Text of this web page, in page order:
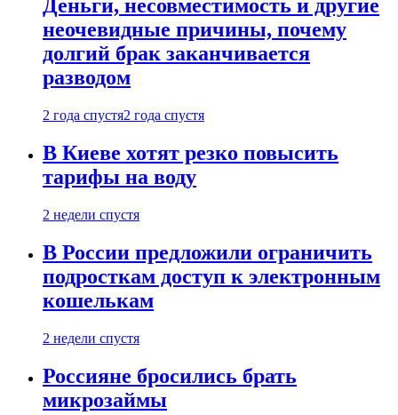
Деньги, несовместимость и другие
неочевидные причины, почему
долгий брак заканчивается
разводом
2 года спустя2 года спустя
В Киеве хотят резко повысить
тарифы на воду
2 недели спустя
В России предложили ограничить
подросткам доступ к электронным
кошелькам
2 недели спустя
Россияне бросились брать
микрозаймы